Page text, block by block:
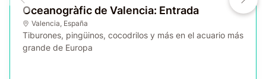
Oceanogràfic de Valencia: Entrada
Valencia, España
Tiburones, pingüinos, cocodrilos y más en el acuario más
grande de Europa